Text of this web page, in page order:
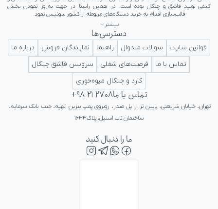
ایرانی در کلاس جهانی تداعی کننده اعتبار و پرستیژ برای ایرانیان باشد.
بیشتر
دسترسی‌ها
قوانین سایت سوالات متدوال راهنما نمایندگان فروش
درباره ما
تماس با ما
فرصت‌های شغلی
سرویس قاشق چنگال
کارد و چنگال میوه‌خوری
تماس با ما+98 21 2708
تهران، خیابان شریعتی، پایین تر از پل صدر، روبروی پمپ بنزین الهیه، جنب بانک سرمایه،
ساختمان ناب استیل، پلاک۱۶۳۳
ما را دنبال کنید